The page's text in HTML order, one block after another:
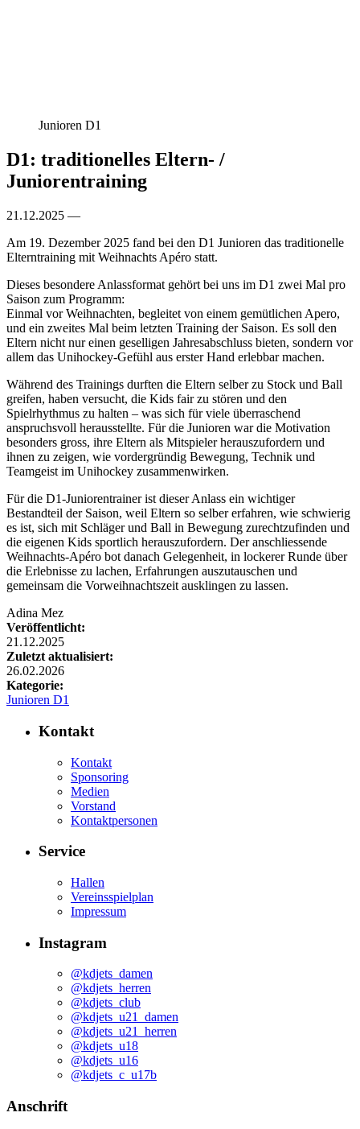
Junioren D1
D1: traditionelles Eltern- /
Juniorentraining
21.12.2025 —
Am 19. Dezember 2025 fand bei den D1 Junioren das traditionelle
Elterntraining mit Weihnachts Apéro statt.
Dieses besondere Anlassformat gehört bei uns im D1 zwei Mal pro
Saison zum Programm:
Einmal vor Weihnachten, begleitet von einem gemütlichen Apero,
und ein zweites Mal beim letzten Training der Saison. Es soll den
Eltern nicht nur einen geselligen Jahresabschluss bieten, sondern vor
allem das Unihockey-Gefühl aus erster Hand erlebbar machen.
Während des Trainings durften die Eltern selber zu Stock und Ball
greifen, haben versucht, die Kids fair zu stören und den
Spielrhythmus zu halten – was sich für viele überraschend
anspruchsvoll herausstellte. Für die Junioren war die Motivation
besonders gross, ihre Eltern als Mitspieler herauszufordern und
ihnen zu zeigen, wie vordergründig Bewegung, Technik und
Teamgeist im Unihockey zusammenwirken.
Für die D1-Juniorentrainer ist dieser Anlass ein wichtiger
Bestandteil der Saison, weil Eltern so selber erfahren, wie schwierig
es ist, sich mit Schläger und Ball in Bewegung zurechtzufinden und
die eigenen Kids sportlich herauszufordern. Der anschliessende
Weihnachts-Apéro bot danach Gelegenheit, in lockerer Runde über
die Erlebnisse zu lachen, Erfahrungen auszutauschen und
gemeinsam die Vorweihnachtszeit ausklingen zu lassen.
Adina Mez
Veröffentlicht:
21.12.2025
Zuletzt aktualisiert:
26.02.2026
Kategorie:
Junioren D1
Kontakt
Kontakt
Sponsoring
Medien
Vorstand
Kontaktpersonen
Service
Hallen
Vereinsspielplan
Impressum
Instagram
@kdjets_damen
@kdjets_herren
@kdjets_club
@kdjets_u21_damen
@kdjets_u21_herren
@kdjets_u18
@kdjets_u16
@kdjets_c_u17b
Anschrift